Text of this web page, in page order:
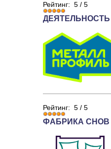
Рейтинг: 5 / 5
Рейтинг: 5 / 5
ФАБРИКА СНОВ